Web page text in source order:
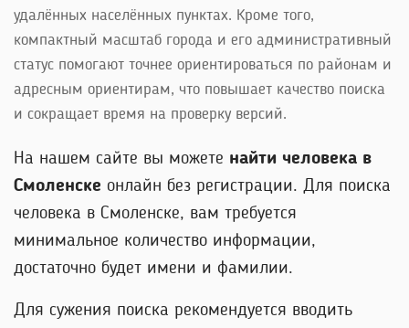
удалённых населённых пунктах. Кроме того,
компактный масштаб города и его административный
статус помогают точнее ориентироваться по районам и
адресным ориентирам, что повышает качество поиска
и сокращает время на проверку версий.
На нашем сайте вы можете найти человека в
Смоленске онлайн без регистрации. Для поиска
человека в Смоленске, вам требуется
минимальное количество информации,
достаточно будет имени и фамилии.
Для сужения поиска рекомендуется вводить